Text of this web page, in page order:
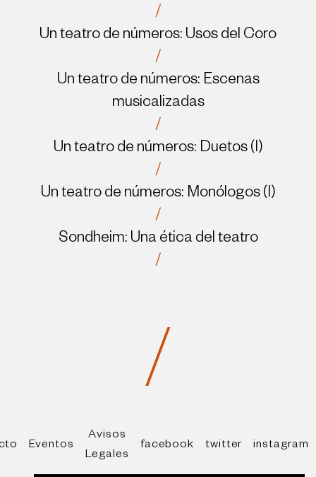
/
Un teatro de números: Usos del Coro
/
Un teatro de números: Escenas
musicalizadas
/
Un teatro de números: Duetos (I)
/
Un teatro de números: Monólogos (I)
/
Sondheim: Una ética del teatro
/
/
Eventos
Avisos
Legales
facebook twitter instagram